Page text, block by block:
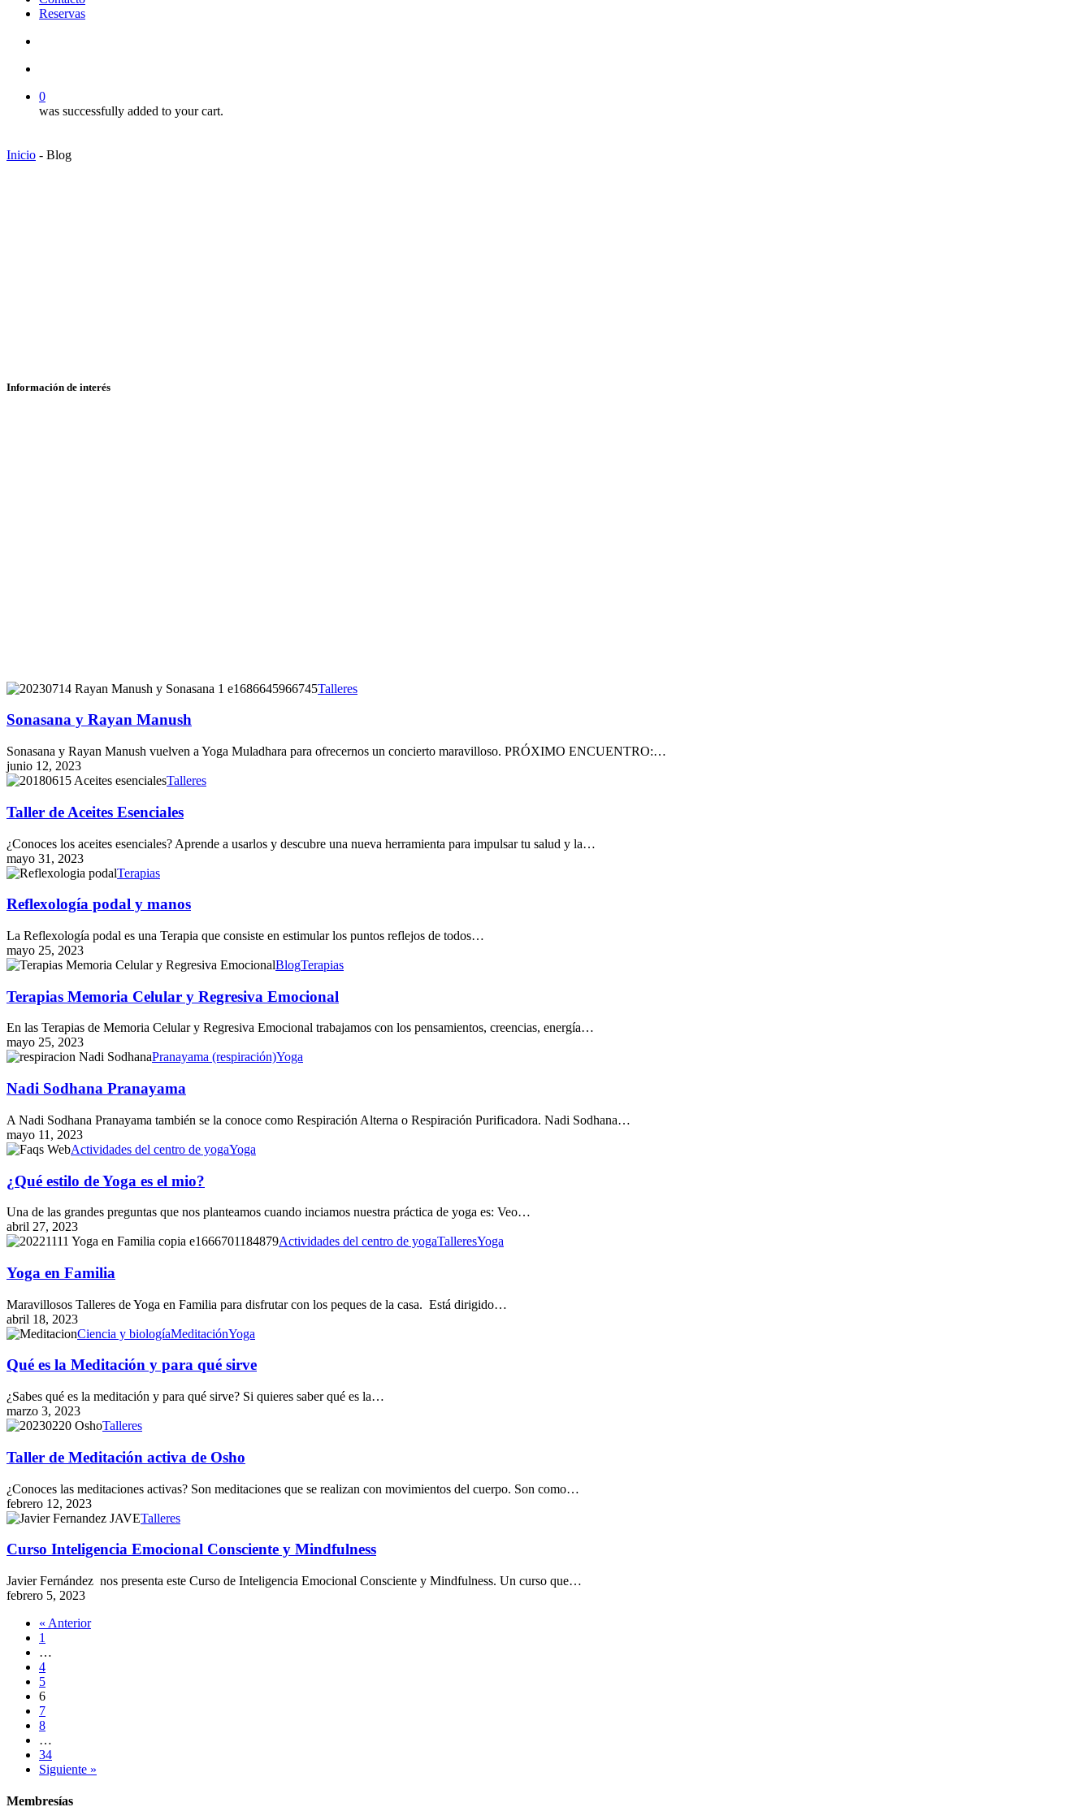
Reservas
0
was successfully added to your cart.
Inicio - Blog
Información de interés
Sonasana
Rayan
Talleres
Sonasana y Rayan Manush
Sonasana y Rayan Manush vuelven a Yoga Muladhara para ofrecernos un concierto maravilloso. PRÓXIMO ENCUENTRO:…
junio 12, 2023
Taller
Aceites
Esenciales
Talleres
Taller de Aceites Esenciales
¿Conoces los aceites esenciales? Aprende a usarlos y descubre una nueva herramienta para impulsar tu salud y la…
mayo 31, 2023
Reflexología
y
Terapias
Reflexología podal y manos
La Reflexología podal es una Terapia que consiste en estimular los puntos reflejos de todos…
mayo 25, 2023
Terapias
Celular
y
Regresiva
Emocional
BlogTerapias
Terapias Memoria Celular y Regresiva Emocional
En las Terapias de Memoria Celular y Regresiva Emocional trabajamos con los pensamientos, creencias, energía…
mayo 25, 2023
Nadi
Pranayama
Pranayama (respiración)Yoga
Nadi Sodhana Pranayama
A Nadi Sodhana Pranayama también se la conoce como Respiración Alterna o Respiración Purificadora. Nadi Sodhana…
mayo 11, 2023
¿Qué
de
Yoga
es
el
mio?
Actividades del centro de yogaYoga
¿Qué estilo de Yoga es el mio?
Una de las grandes preguntas que nos planteamos cuando inciamos nuestra práctica de yoga es: Veo…
abril 27, 2023
Yoga
Familia
Actividades del centro de yogaTalleresYoga
Yoga en Familia
Maravillosos Talleres de Yoga en Familia para disfrutar con los peques de la casa. Está dirigido…
abril 18, 2023
Qué
la
Meditación
y
para
qué
sirve
Ciencia y biologíaMeditaciónYoga
Qué es la Meditación y para qué sirve
¿Sabes qué es la meditación y para qué sirve? Si quieres saber qué es la…
marzo 3, 2023
Taller
Meditación
activa
de
Osho
Talleres
Taller de Meditación activa de Osho
¿Conoces las meditaciones activas? Son meditaciones que se realizan con movimientos del cuerpo. Son como…
febrero 12, 2023
Curso
Emocional
y
Mindfulness
Talleres
Curso Inteligencia Emocional Consciente y Mindfulness
Javier Fernández nos presenta este Curso de Inteligencia Emocional Consciente y Mindfulness. Un curso que…
febrero 5, 2023
« Anterior
1
…
4
5
6
7
8
…
34
Siguiente »
Membresías